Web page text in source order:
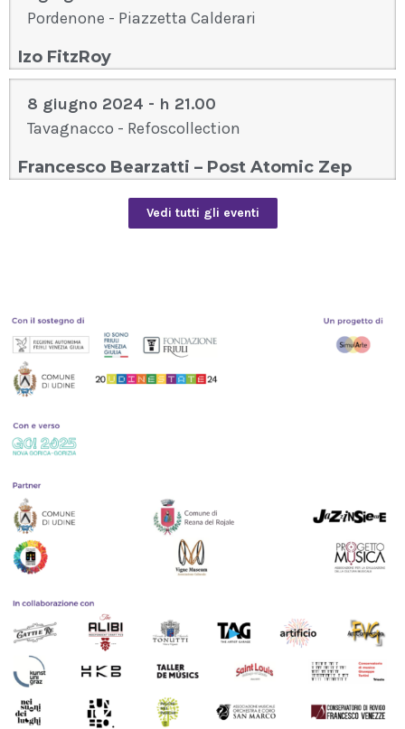
Pordenone - Piazzetta Calderari
Izo FitzRoy
8 giugno 2024 - h 21.00
Tavagnacco - Refoscollection
Francesco Bearzatti – Post Atomic Zep
Vedi tutti gli eventi